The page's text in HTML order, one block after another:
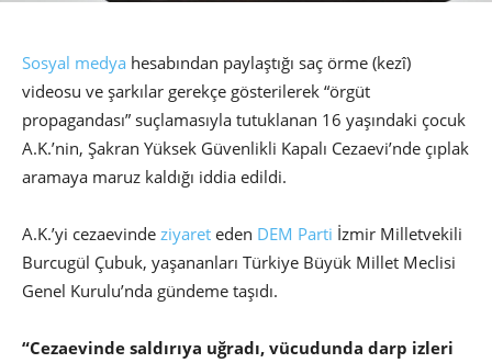
Sosyal medya hesabından paylaştığı saç örme (kezî)
videosu ve şarkılar gerekçe gösterilerek “örgüt
propagandası” suçlamasıyla tutuklanan 16 yaşındaki çocuk
A.K.’nin, Şakran Yüksek Güvenlikli Kapalı Cezaevi’nde çıplak
aramaya maruz kaldığı iddia edildi.
A.K.’yi cezaevinde ziyaret eden DEM Parti İzmir Milletvekili
Burcugül Çubuk, yaşananları Türkiye Büyük Millet Meclisi
Genel Kurulu’nda gündeme taşıdı.
“Cezaevinde saldırıya uğradı, vücudunda darp izleri